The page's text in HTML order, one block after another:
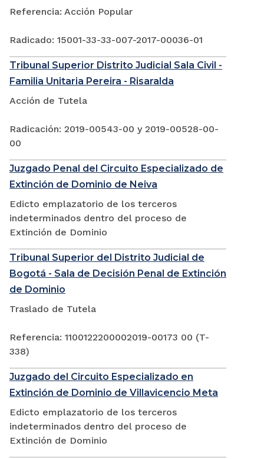
Referencia: Acción Popular
Radicado: 15001-33-33-007-2017-00036-01
Tribunal Superior Distrito Judicial Sala Civil -
Familia Unitaria Pereira - Risaralda
Acción de Tutela
Radicación: 2019-00543-00 y 2019-00528-00-
00
Juzgado Penal del Circuito Especializado de
Extinción de Dominio de Neiva
Edicto emplazatorio de los terceros
indeterminados dentro del proceso de
Extinción de Dominio
Tribunal Superior del Distrito Judicial de
Bogotá - Sala de Decisión Penal de Extinción
de Dominio
Traslado de Tutela
Referencia: 1100122200002019-00173 00 (T-
338)
Juzgado del Circuito Especializado en
Extinción de Dominio de Villavicencio Meta
Edicto emplazatorio de los terceros
indeterminados dentro del proceso de
Extinción de Dominio